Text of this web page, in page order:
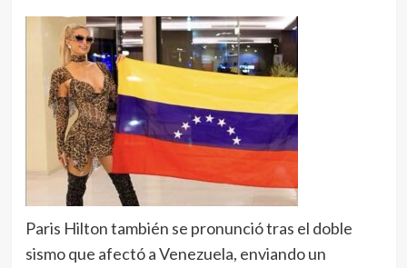
Paris Hilton también se pronunció tras el doble
sismo que afectó a Venezuela, enviando un